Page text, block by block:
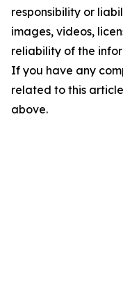
responsibility or
images, videos,
reliability of the
If you have any
related to this
above.